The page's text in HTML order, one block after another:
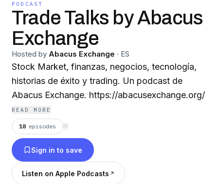
PODCAST
Trade Talks by Abacus
Exchange
Hosted by Abacus Exchange · ES
Stock Market, finanzas, negocios, tecnología,
historias de éxito y trading. Un podcast de
Abacus Exchange. https://abacusexchange.org/
READ MORE
18 episodes ⟳
Sign in to save
Listen on Apple Podcasts